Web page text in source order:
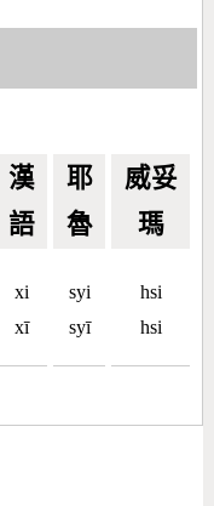
漢
語
耶
魯
威妥
瑪
xi
xī
syi
syī
hsi
hsi